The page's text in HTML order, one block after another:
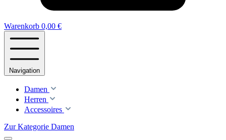
Warenkorb 0,00 €
Navigation
Damen
Herren
Accessoires
Zur Kategorie Damen